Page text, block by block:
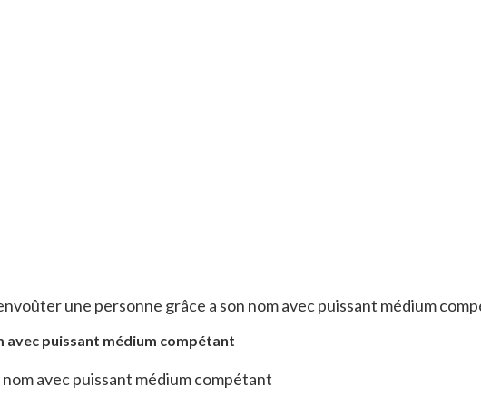
une personne grâce a son nom avec puissant médium
avec puissant médium compétant